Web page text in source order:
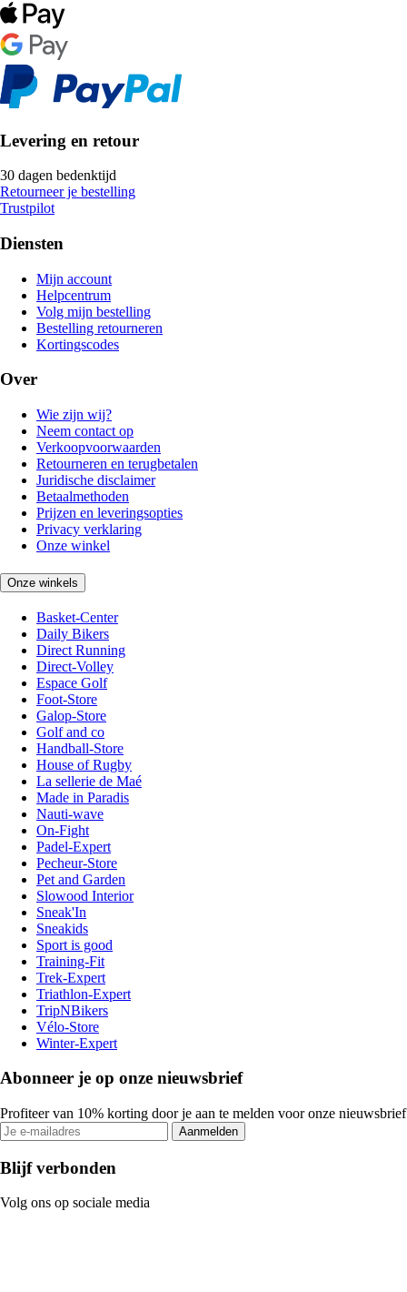
Levering en retour
30 dagen bedenktijd
Retourneer je bestelling
Trustpilot
Diensten
Mijn account
Helpcentrum
Volg mijn bestelling
Bestelling retourneren
Kortingscodes
Over
Wie zijn wij?
Neem contact op
Verkoopvoorwaarden
Retourneren en terugbetalen
Juridische disclaimer
Betaalmethoden
Prijzen en leveringsopties
Privacy verklaring
Onze winkel
Onze winkels
Basket-Center
Daily Bikers
Direct Running
Direct-Volley
Espace Golf
Foot-Store
Galop-Store
Golf and co
Handball-Store
House of Rugby
La sellerie de Maé
Made in Paradis
Nauti-wave
On-Fight
Padel-Expert
Pecheur-Store
Pet and Garden
Slowood Interior
Sneak'In
Sneakids
Sport is good
Training-Fit
Trek-Expert
Triathlon-Expert
TripNBikers
Vélo-Store
Winter-Expert
Abonneer je op onze nieuwsbrief
Profiteer van 10% korting door je aan te melden voor onze nieuwsbrief
Aanmelden
Blijf verbonden
Volg ons op sociale media